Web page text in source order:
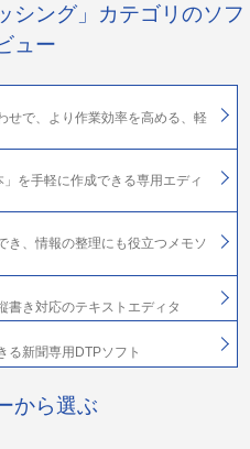
シング」カテゴリのソフ
ュー
せで、より作業効率を高める、軽
を手軽に作成できる専用エディ
き、情報の整理にも役立つメモソ
書き対応のテキストエディタ
る新聞専用DTPソフト
から選ぶ